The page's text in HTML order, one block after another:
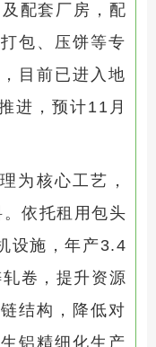
配套厂房，配
包、压饼等专
目前已进入地
进，预计11月
为核心工艺，
依托租用包头
设施，年产3.4
卷，提升资源
结构，降低对
铝精细化生产